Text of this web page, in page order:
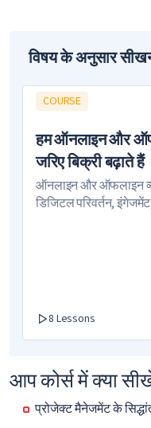
विषय के अनुसार
COURSE
हम ऑनलाइन और
जरिए बिक्री बढ़ाते हैं
ऑनलाइन और ऑफलाइन
डिजिटल परिवर्तन,
8 Lessons
आप कोर्स में क्या
प्रोजेक्ट मैनेजमेंट के